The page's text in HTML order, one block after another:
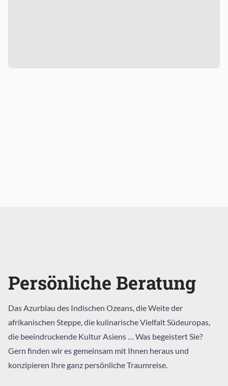
Persönliche Beratung
Das Azurblau des Indischen Ozeans, die Weite der
afrikanischen Steppe, die kulinarische Vielfalt Südeuropas,
die beeindruckende Kultur Asiens … Was begeistert Sie?
Gern finden wir es gemeinsam mit Ihnen heraus und
konzipieren Ihre ganz persönliche Traumreise.